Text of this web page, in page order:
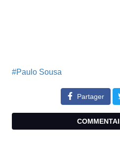
#Paulo Sousa
Partager